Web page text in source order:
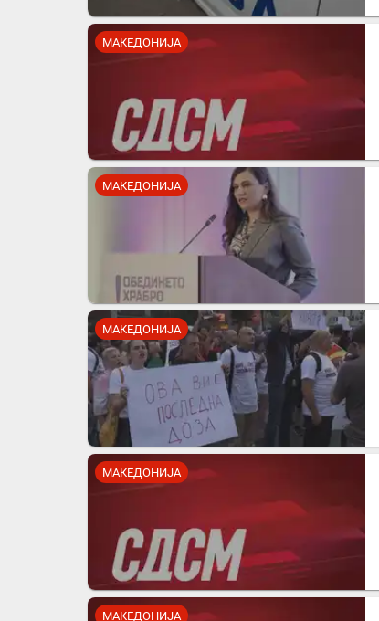
МАКЕДОНИЈА
МАКЕДОНИЈА
МАКЕДОНИЈА
МАКЕДОНИЈА
МАКЕДОНИЈА